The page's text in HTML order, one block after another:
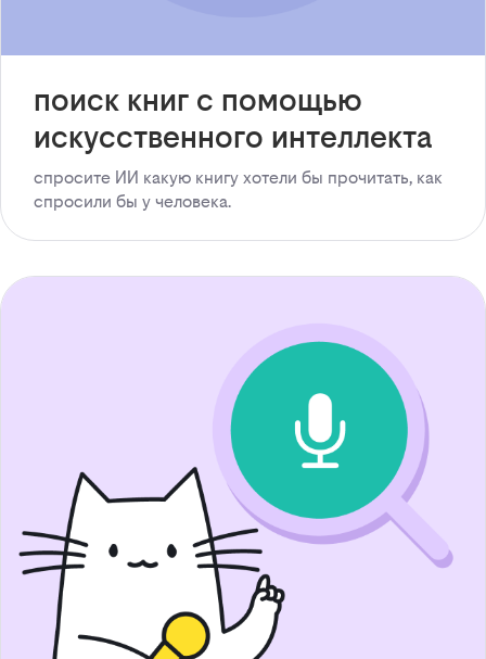
поиск книг с помощью
искусственного интеллекта
спросите ИИ какую книгу хотели бы прочитать, как
спросили бы у человека.